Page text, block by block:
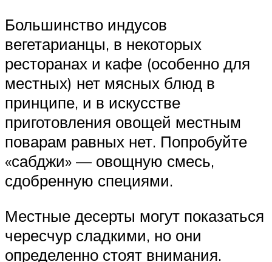
Большинство индусов
вегетарианцы, в некоторых
ресторанах и кафе (особенно для
местных) нет мясных блюд в
принципе, и в искусстве
приготовления овощей местным
поварам равных нет. Попробуйте
«сабджи» — овощную смесь,
сдобренную специями.
Местные десерты могут показаться
чересчур сладкими, но они
определенно стоят внимания.